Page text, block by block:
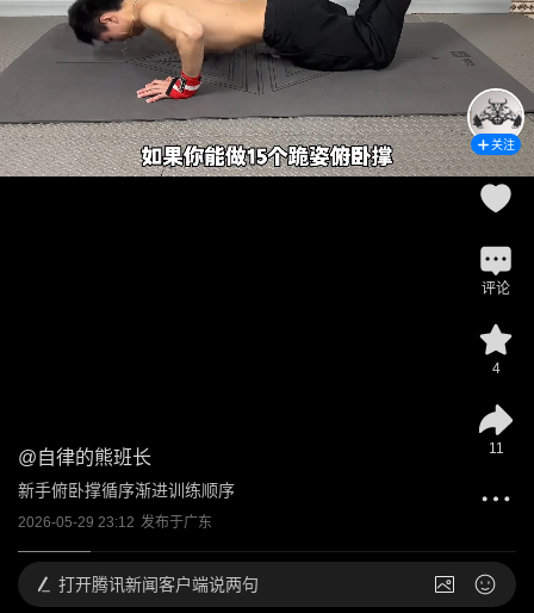
@自律的熊班长
新手俯卧撑循序渐进训练顺序
2026-05-29 23:12 发布于广东
关注
评论
4
11
打开腾讯新闻客户端说两句